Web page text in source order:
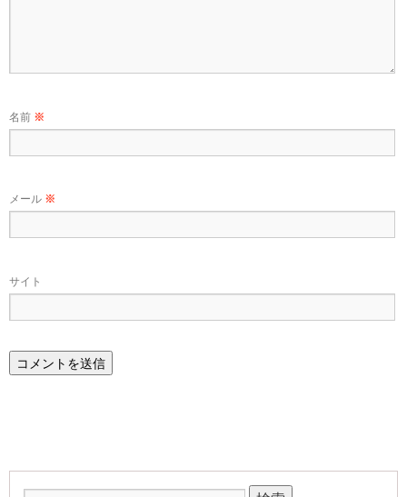
名前 ※
メール ※
サイト